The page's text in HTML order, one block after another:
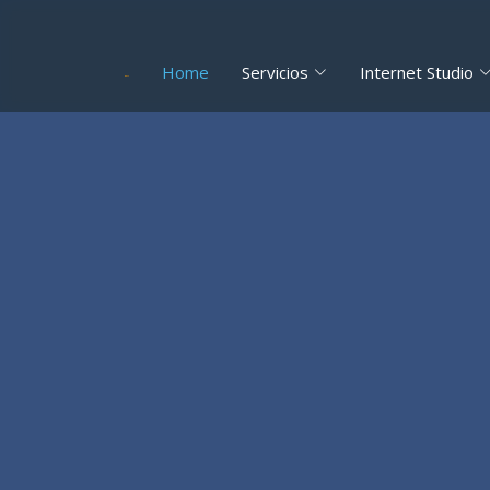
Home Servicios Internet Studio